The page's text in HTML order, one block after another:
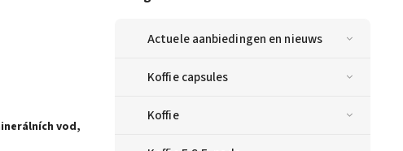
Actuele aanbiedingen en nieuws
Koffie capsules
Koffie
vod,